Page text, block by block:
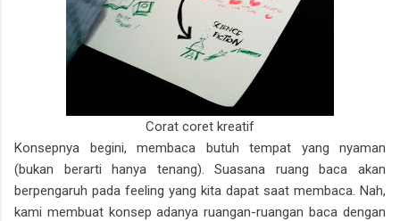
Corat coret kreatif
Konsepnya begini, membaca butuh tempat yang nyaman
(bukan berarti hanya tenang). Suasana ruang baca akan
berpengaruh pada feeling yang kita dapat saat membaca. Nah,
kami membuat konsep adanya ruangan-ruangan baca dengan